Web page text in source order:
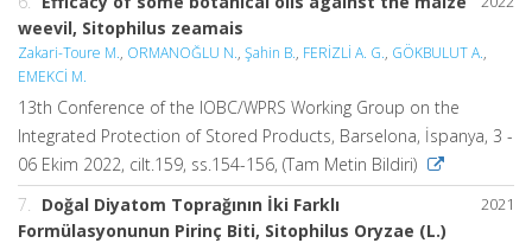
weevil, Sitophilus zeamais
Zakari-Toure M., ORMANOĞLU N., Şahin B., FERİZLİ A. G., GÖKBULUT A.,
EMEKCİ M.
13th Conference of the IOBC/WPRS Working Group on the
Integrated Protection of Stored Products, Barselona, İspanya, 3 -
06 Ekim 2022, cilt.159, ss.154-156, (Tam Metin Bildiri)
2021
7.
Doğal Diyatom Toprağının İki Farklı
Formülasyonunun Pirinç Biti, Sitophilus Oryzae (L.)